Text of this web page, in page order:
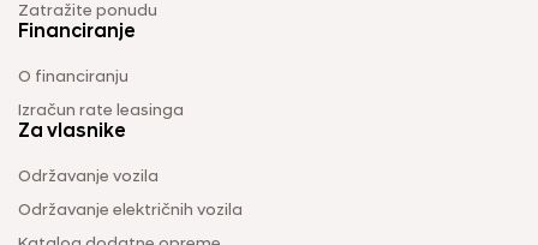
Zatražite ponudu
Financiranje
O financiranju
Izračun rate leasinga
Za vlasnike
Održavanje vozila
Održavanje električnih vozila